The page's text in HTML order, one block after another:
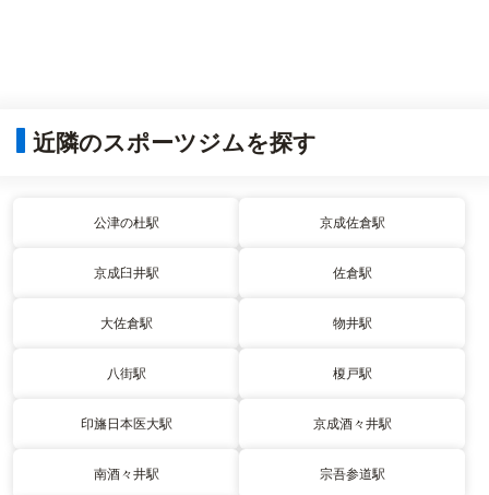
近隣のスポーツジムを探す
公津の杜駅 京成佐倉駅
京成臼井駅 佐倉駅
大佐倉駅 物井駅
八街駅 榎戸駅
印旛日本医大駅 京成酒々井駅
南酒々井駅 宗吾参道駅